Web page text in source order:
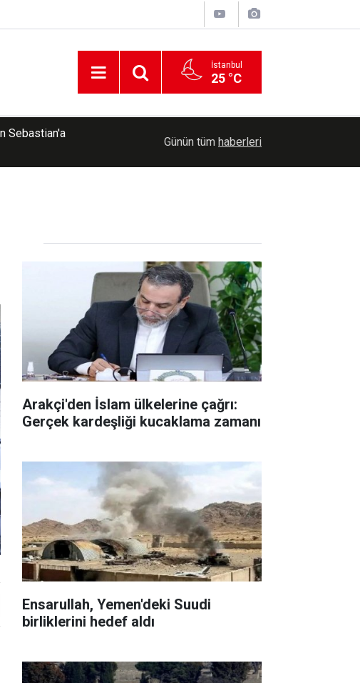
İstanbul
25 °C
İTTİHADUL ULEMA'dan İstanbul'da hafızlık
Günün tüm haberleri
Arakçi'den İslam ülkelerine çağrı:
Gerçek kardeşliği kucaklama zamanı
Ensarullah, Yemen'deki Suudi
birliklerini hedef aldı